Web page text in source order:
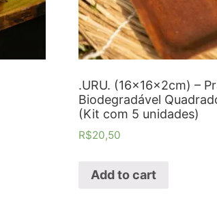
.URU. (16x16x2cm) –
Biodegradável
(Kit com 5 unidades)
R$20,50
Add to cart